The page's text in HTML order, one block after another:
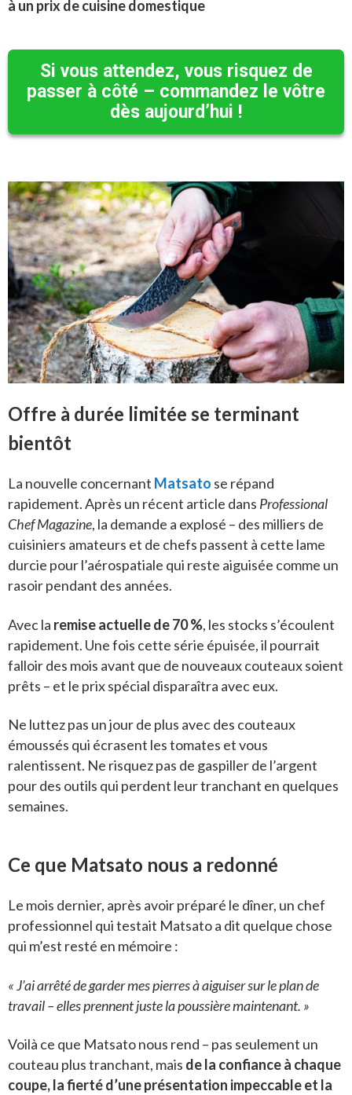
à un prix de cuisine domestique
Si vous attendez, vous risquez de
passer à côté – commandez le vôtre
dès aujourd’hui !
Offre à durée limitée se terminant
bientôt
La nouvelle concernant Matsato se répand
rapidement. Après un récent article dans Professional
Chef Magazine, la demande a explosé – des milliers de
cuisiniers amateurs et de chefs passent à cette lame
durcie pour l’aérospatiale qui reste aiguisée comme un
rasoir pendant des années.
Avec la remise actuelle de 70 %, les stocks s’écoulent
rapidement. Une fois cette série épuisée, il pourrait
falloir des mois avant que de nouveaux couteaux soient
prêts – et le prix spécial disparaîtra avec eux.
Ne luttez pas un jour de plus avec des couteaux
émoussés qui écrasent les tomates et vous
ralentissent. Ne risquez pas de gaspiller de l’argent
pour des outils qui perdent leur tranchant en quelques
semaines.
Ce que Matsato nous a redonné
Le mois dernier, après avoir préparé le dîner, un chef
professionnel qui testait Matsato a dit quelque chose
qui m’est resté en mémoire :
« J’ai arrêté de garder mes pierres à aiguiser sur le plan de
travail – elles prennent juste la poussière maintenant. »
Voilà ce que Matsato nous rend – pas seulement un
couteau plus tranchant, mais de la confiance à chaque
coupe, la fierté d’une présentation impeccable et la